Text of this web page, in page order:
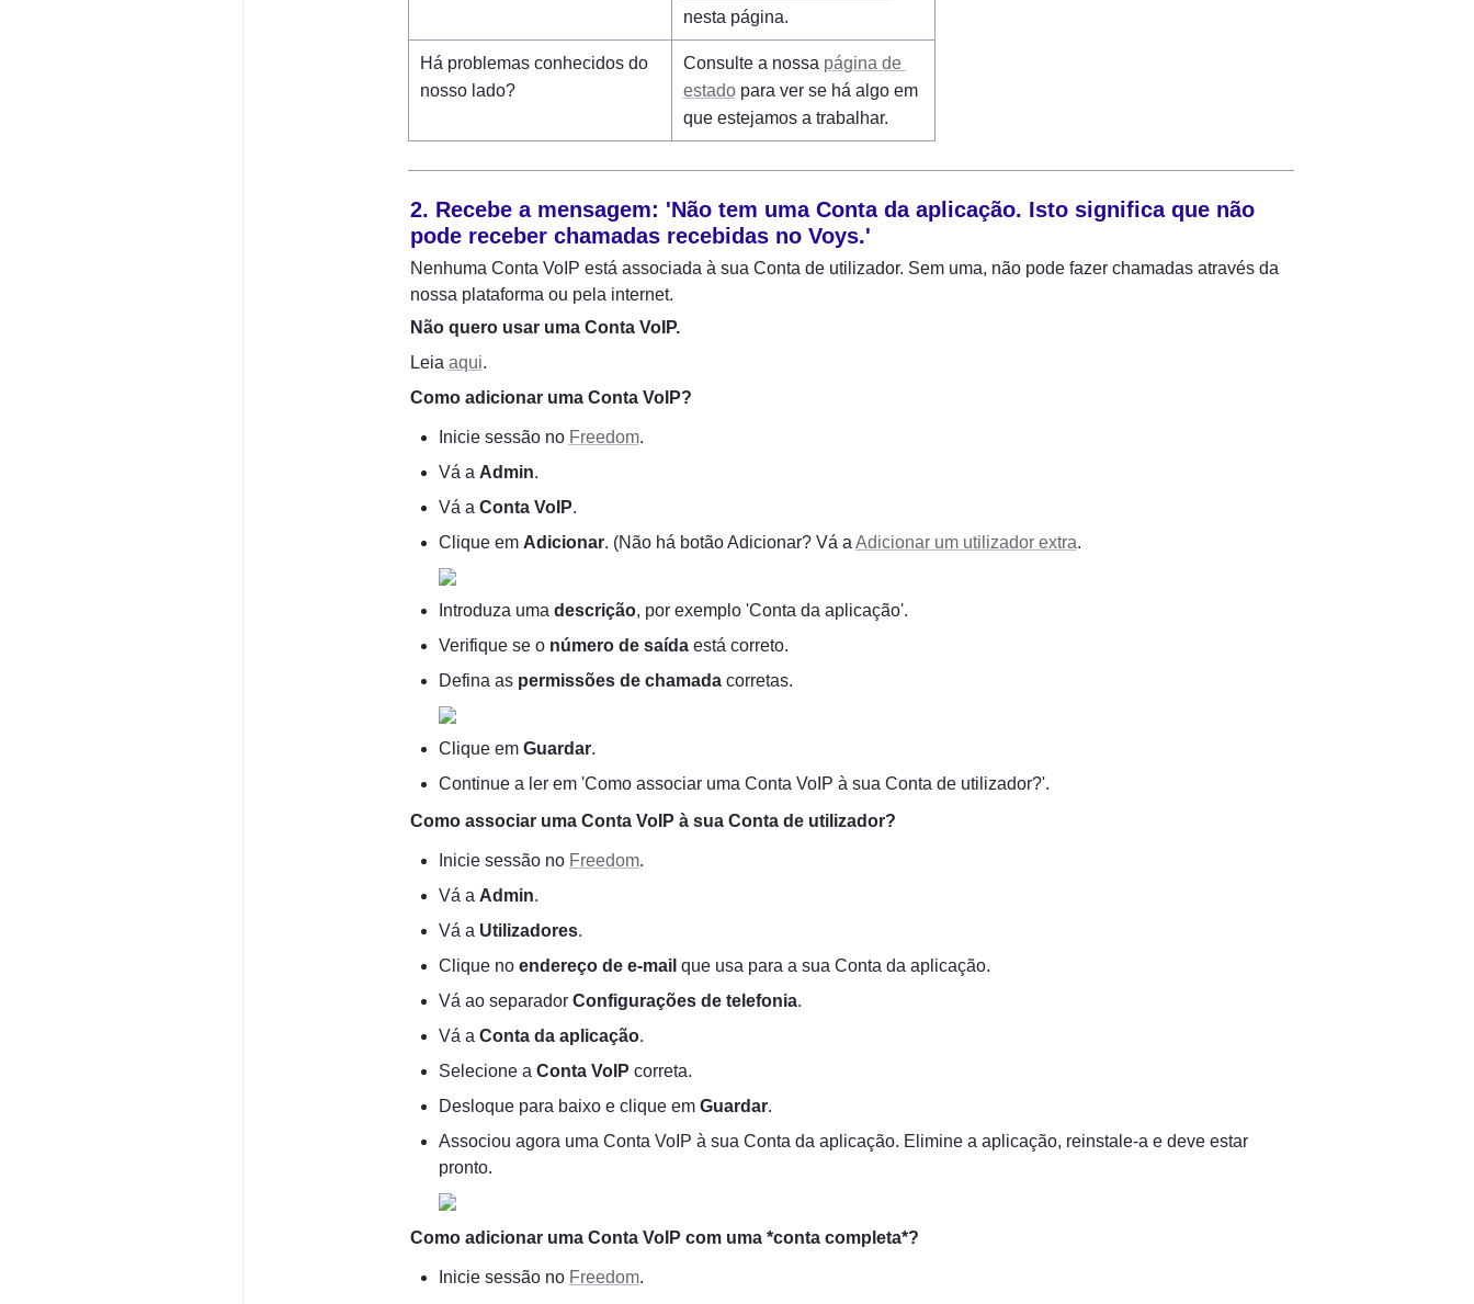
nesta página.
Há problemas conhecidos do
nosso lado?
Consulte a nossa página de
estado para ver se há algo em
que estejamos a trabalhar.
2. Recebe a mensagem: 'Não tem uma Conta da aplicação. Isto significa que não
pode receber chamadas recebidas no Voys.'
Nenhuma Conta VoIP está associada à sua Conta de utilizador. Sem uma, não pode fazer chamadas através da
nossa plataforma ou pela internet.
Não quero usar uma Conta VoIP.
Leia aqui.
Como adicionar uma Conta VoIP?
Inicie sessão no Freedom.
Vá a Admin.
Vá a Conta VoIP.
Clique em Adicionar. (Não há botão Adicionar? Vá a Adicionar um utilizador extra.
Introduza uma descrição, por exemplo 'Conta da aplicação'.
Verifique se o número de saída está correto.
Defina as permissões de chamada corretas.
Clique em Guardar.
Continue a ler em 'Como associar uma Conta VoIP à sua Conta de utilizador?'.
Como associar uma Conta VoIP à sua Conta de utilizador?
Inicie sessão no Freedom.
Vá a Admin.
Vá a Utilizadores.
Clique no endereço de e-mail que usa para a sua Conta da aplicação.
Vá ao separador Configurações de telefonia.
Vá a Conta da aplicação.
Selecione a Conta VoIP correta.
Desloque para baixo e clique em Guardar.
Associou agora uma Conta VoIP à sua Conta da aplicação. Elimine a aplicação, reinstale-a e deve estar
pronto.
Como adicionar uma Conta VoIP com uma *conta completa*?
Inicie sessão no Freedom.